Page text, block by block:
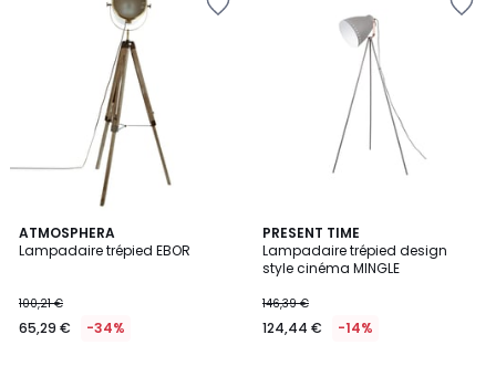
ATMOSPHERA
Lampadaire trépied EBOR
100,21 €
65,29 € -34%
PRESENT TIME
Lampadaire trépied design
style cinéma MINGLE
146,39 €
124,44 € -14%